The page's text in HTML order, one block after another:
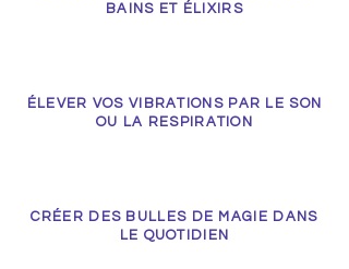
BAINS ET ÉLIXIRS
ÉLEVER VOS VIBRATIONS PAR LE SON
OU LA RESPIRATION
CRÉER DES BULLES DE MAGIE DANS
LE QUOTIDIEN